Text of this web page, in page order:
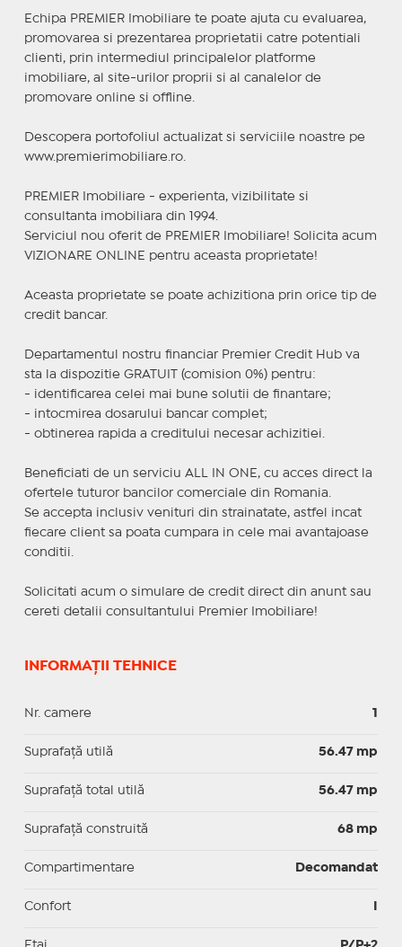
Echipa PREMIER Imobiliare te poate ajuta cu evaluarea,
promovarea si prezentarea proprietatii catre potentiali
clienti, prin intermediul principalelor platforme
imobiliare, al site-urilor proprii si al canalelor de
promovare online si offline.
Descopera portofoliul actualizat si serviciile noastre pe
www.premierimobiliare.ro.
PREMIER Imobiliare - experienta, vizibilitate si
consultanta imobiliara din 1994.
Serviciul nou oferit de PREMIER Imobiliare! Solicita acum
VIZIONARE ONLINE pentru aceasta proprietate!
Aceasta proprietate se poate achizitiona prin orice tip de
credit bancar.
Departamentul nostru financiar Premier Credit Hub va
sta la dispozitie GRATUIT (comision 0%) pentru:
- identificarea celei mai bune solutii de finantare;
- intocmirea dosarului bancar complet;
- obtinerea rapida a creditului necesar achizitiei.
Beneficiati de un serviciu ALL IN ONE, cu acces direct la
ofertele tuturor bancilor comerciale din Romania.
Se accepta inclusiv venituri din strainatate, astfel incat
fiecare client sa poata cumpara in cele mai avantajoase
conditii.
Solicitati acum o simulare de credit direct din anunt sau
cereti detalii consultantului Premier Imobiliare!
INFORMAȚII TEHNICE
Nr. camere 1
Suprafaţă utilă 56.47 mp
Suprafaţă total utilă 56.47 mp
Suprafaţă construită 68 mp
Compartimentare Decomandat
Confort